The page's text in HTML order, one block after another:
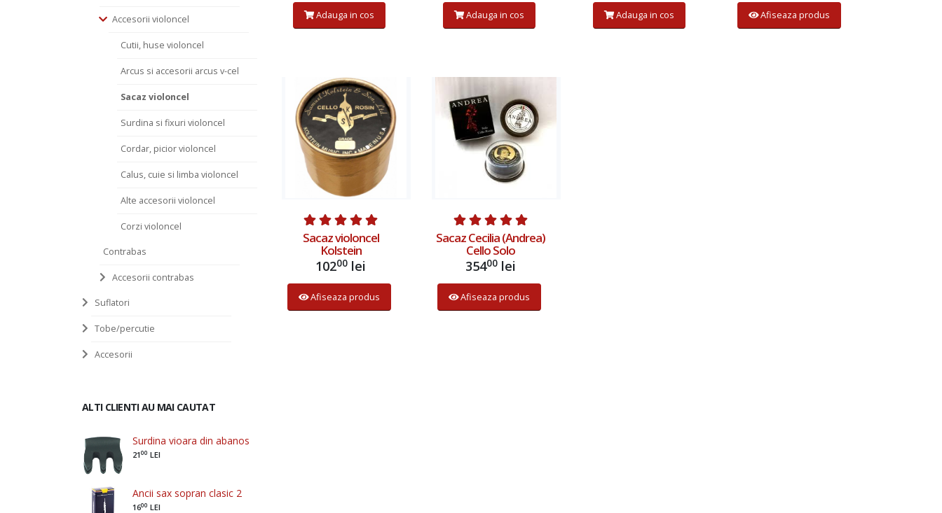
Accesorii violoncel
Cutii, huse violoncel
Arcus si accesorii arcus v-cel
Sacaz violoncel
Surdina si fixuri violoncel
Cordar, picior violoncel
Calus, cuie si limba violoncel
Alte accesorii violoncel
Corzi violoncel
Contrabas
Accesorii contrabas
Suflatori
Tobe/percutie
Accesorii
ALTI CLIENTI AU MAI CAUTAT
Surdina vioara din abanos
2100 LEI
Ancii sax sopran clasic 2
1600 LEI
Adauga in cos Adauga in cos Adauga in cos Afiseaza produs
Sacaz violoncel
Kolstein
10200 lei
Afiseaza produs
Sacaz Cecilia (Andrea)
Cello Solo
35400 lei
Afiseaza produs